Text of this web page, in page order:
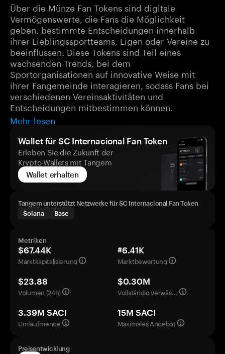
Über die Münze Fan Tokens sind digitale
Vermögenswerte, die Fans die Möglichkeit
geben, bestimmte Entscheidungen innerhalb
ihrer Lieblingssportteams, Ligen oder Vereine zu
beeinflussen. Diese Tokens sind Teil eines
wachsenden Trends, bei dem
Sportorganisationen auf innovative Weise mit
ihrer Fangemeinde interagieren, sodass Fans bei
verschiedenen Vereinsaktivitäten und
Entscheidungen mitbestimmen können.
Mehr lesen
Wallet für SC Internacional Fan Token
Erleben Sie die Zukunft der
Krypto-Wallets mit Tangem
Wallet erhalten
Tangem unterstützt Netzwerke für SC Internacional Fan Token
Solana
Base
Metriken
$67.44K
Marktkapitalisierung
#6.41K
Marktbewertung
$23.88
Volumen (24h)
$0.30M
Vollständig verwässerte Bewertung
3.39M SACI
Umlaufmenge
15M SACI
Maximales Angebot
Preisentwicklung